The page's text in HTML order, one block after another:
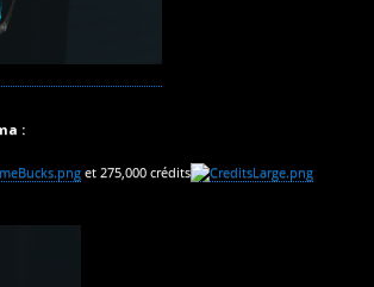
:
et 275,000 crédits